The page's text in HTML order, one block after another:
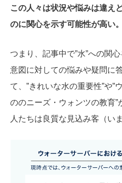
この人々は状況や悩みは違え
のに関心を示す可能性が高い。
つまり、記事中で”水”への関
意図に対しての悩みや疑問に
て、”きれいな水の重要性”や”
ののニーズ・ウォンツの教育
人たちは良質な見込み客（い